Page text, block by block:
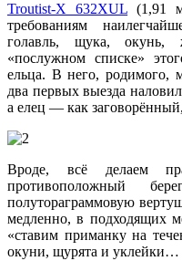
Troutist-X 632XUL (1,91
требованиям
голавль, щука,
«послужном списке»
ельца. В него, родимого,
два первых выезда
а елец — как
Вроде, всё делаем
противоположный
полутораграммовую
медленно, в подходящих
«ставим приманку на
окуни, щурята и уклейки…